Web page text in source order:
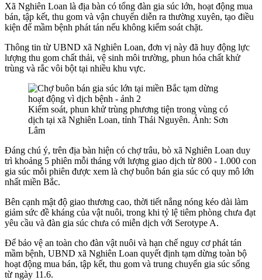
Xã Nghiên Loan là địa bàn có tổng đàn gia súc lớn, hoạt động mua
bán, tập kết, thu gom và vận chuyển diễn ra thường xuyên, tạo điều
kiện để mầm bệnh phát tán nếu không kiểm soát chặt.
Thông tin từ UBND xã Nghiên Loan, đơn vị này đã huy động lực
lượng thu gom chất thải, vệ sinh môi trường, phun hóa chất khử
trùng và rắc vôi bột tại nhiều khu vực.
Kiểm soát, phun khử trùng phương tiện trong vùng có
dịch tại xã Nghiên Loan, tỉnh Thái Nguyên. Ảnh: Sơn
Lâm
Đáng chú ý, trên địa bàn hiện có chợ trâu, bò xã Nghiên Loan duy
trì khoảng 5 phiên mỗi tháng với lượng giao dịch từ 800 - 1.000 con
gia súc mỗi phiên được xem là chợ buôn bán gia súc có quy mô lớn
nhất miền Bắc.
Bên cạnh mật độ giao thương cao, thời tiết nắng nóng kéo dài làm
giảm sức đề kháng của vật nuôi, trong khi tỷ lệ tiêm phòng chưa đạt
yêu cầu và đàn gia súc chưa có miễn dịch với Serotype A.
Để bảo vệ an toàn cho đàn vật nuôi và hạn chế nguy cơ phát tán
mầm bệnh, UBND xã Nghiên Loan quyết định tạm dừng toàn bộ
hoạt động mua bán, tập kết, thu gom và trung chuyển gia súc sống
từ ngày 11.6.